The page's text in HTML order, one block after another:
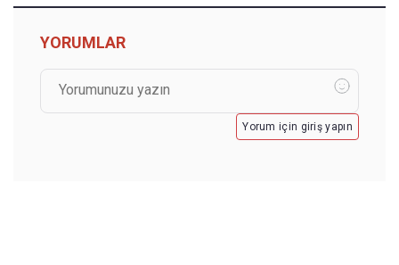
YORUMLAR
Yorum için giriş yapın